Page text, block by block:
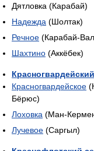
Дятловка (Карабай)
Надежда (Шолтак)
Речное (Карабай-
Шахтино (Аккёбек)
Красногвардейское
Бёрюс)
Лоховка (Ман-
Лучевое (Саргыл)